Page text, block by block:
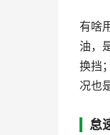
有啥
油，
换挡
况也
怠